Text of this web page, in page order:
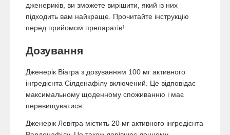
дженериків, ви зможете вирішити, який із них
підходить вам найкраще. Прочитайте інструкцію
перед прийомом препаратів!
Дозування
Дженерік Віагра з дозуванням 100 мг активного
інгредієнта Сілденафілу включений. Це відповідає
максимальному щоденному споживанню і має
перевищуватися.
Дженерік Левітра містить 20 мг активного інгредієнта